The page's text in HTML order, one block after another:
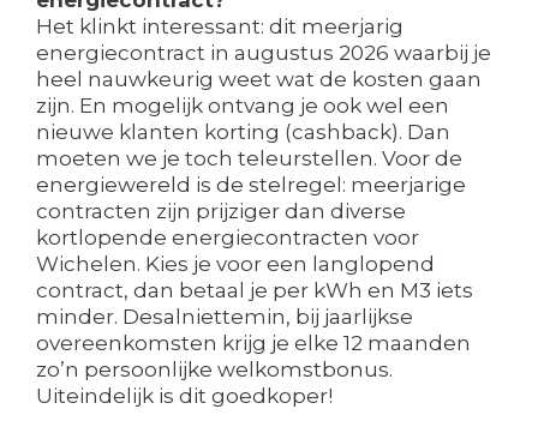
Het klinkt interessant: dit meerjarig
energiecontract in augustus 2026 waarbij je
heel nauwkeurig weet wat de kosten gaan
zijn. En mogelijk ontvang je ook wel een
nieuwe klanten korting (cashback). Dan
moeten we je toch teleurstellen. Voor de
energiewereld is de stelregel: meerjarige
contracten zijn prijziger dan diverse
kortlopende energiecontracten voor
Wichelen. Kies je voor een langlopend
contract, dan betaal je per kWh en M3 iets
minder. Desalniettemin, bij jaarlijkse
overeenkomsten krijg je elke 12 maanden
zo’n persoonlijke welkomstbonus.
Uiteindelijk is dit goedkoper!